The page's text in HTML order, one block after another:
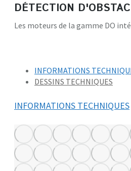
DÉTECTION
Les moteurs de la gamme DO
INFORMATIONS
DESSINS TECHNIQUES
INFORMATIONS TECHNIQUES